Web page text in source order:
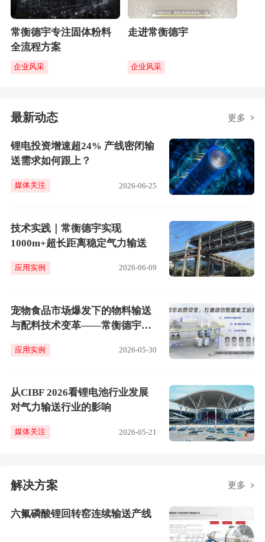
常衡德宇专注固体粉料
全流程方案
企业风采
走进常衡德宇
企业风采
最新动态 更多
锂电投资增速超24% 产线密闭输
送需求如何跟上？
媒体关注 2026-06-25
技术实践｜常衡德宇实现
1000m+超长距离稳定气力输送
应用实例 2026-06-09
宠物食品市场爆发下的物料输送
与配料技术变革——常衡德宇的
应用实例 2026-05-30
从CIBF 2026看锂电池行业发展
对气力输送行业的影响
媒体关注 2026-05-21
解决方案 更多
六氟磷酸锂回转窑连续输送产线